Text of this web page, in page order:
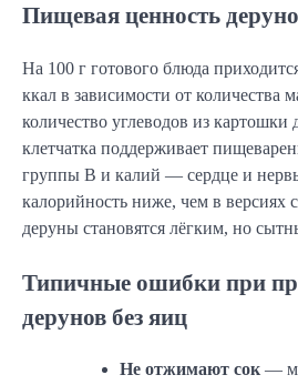
Пищевая ценность
На 100 г готового блюда
ккал в зависимости от количества
количество углеводов из
клетчатка поддерживает
группы B и калий — сердце и
калорийность ниже, чем в версиях
деруны становятся лёгким, но
Типичные ошибки при
дерунов без яиц
Не отжимают сок —